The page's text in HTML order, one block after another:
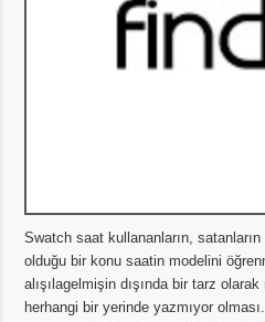
Swatch saat kullananların,
olduğu bir konu saatin modelini
alışılagelmişin dışında bir tarz
herhangi bir yerinde yazmıyor